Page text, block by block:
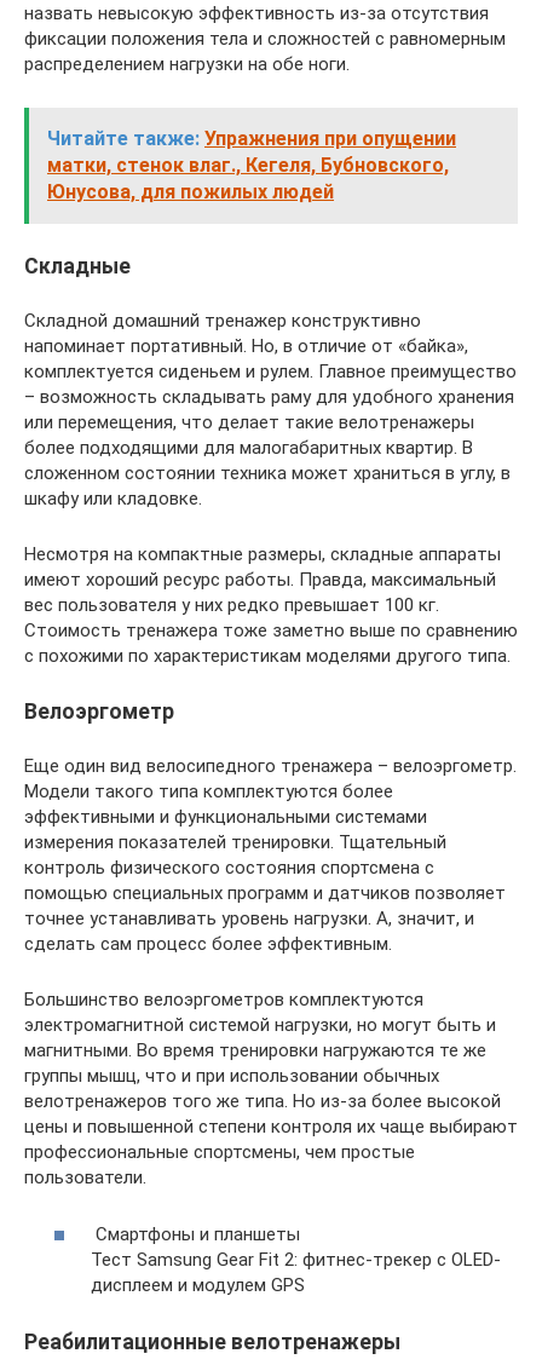
назвать невысокую эффективность из-за отсутствия
фиксации положения тела и сложностей с равномерным
распределением нагрузки на обе ноги.
Читайте также: Упражнения при опущении
матки, стенок влаг., Кегеля, Бубновского,
Юнусова, для пожилых людей
Складные
Складной домашний тренажер конструктивно
напоминает портативный. Но, в отличие от «байка»,
комплектуется сиденьем и рулем. Главное преимущество
– возможность складывать раму для удобного хранения
или перемещения, что делает такие велотренажеры
более подходящими для малогабаритных квартир. В
сложенном состоянии техника может храниться в углу, в
шкафу или кладовке.
Несмотря на компактные размеры, складные аппараты
имеют хороший ресурс работы. Правда, максимальный
вес пользователя у них редко превышает 100 кг.
Стоимость тренажера тоже заметно выше по сравнению
с похожими по характеристикам моделями другого типа.
Велоэргометр
Еще один вид велосипедного тренажера – велоэргометр.
Модели такого типа комплектуются более
эффективными и функциональными системами
измерения показателей тренировки. Тщательный
контроль физического состояния спортсмена с
помощью специальных программ и датчиков позволяет
точнее устанавливать уровень нагрузки. А, значит, и
сделать сам процесс более эффективным.
Большинство велоэргометров комплектуются
электромагнитной системой нагрузки, но могут быть и
магнитными. Во время тренировки нагружаются те же
группы мышц, что и при использовании обычных
велотренажеров того же типа. Но из-за более высокой
цены и повышенной степени контроля их чаще выбирают
профессиональные спортсмены, чем простые
пользователи.
Смартфоны и планшеты
Тест Samsung Gear Fit 2: фитнес-трекер с OLED-
дисплеем и модулем GPS
Реабилитационные велотренажеры